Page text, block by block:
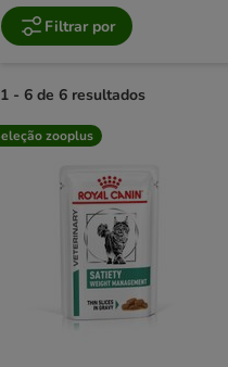
Filtrar por
1 - 6 de 6 resultados
product items have been changed
zooplus